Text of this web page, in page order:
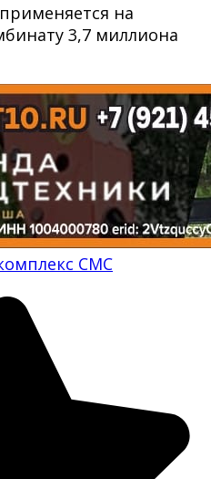
на
3,7 миллиона
СМС